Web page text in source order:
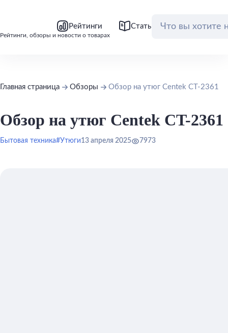
Рейтинги, обзоры и новости о товарах
Рейтинги Статьи Обзоры
Главная страница Обзоры Обзор на утюг Centek CT-2361
Обзор на утюг Centek CT-2361
Бытовая техника#Утюги13 апреля 2025 7973